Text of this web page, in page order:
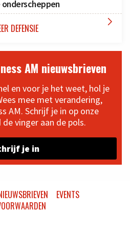
DEFENSIE 
AM nieuwsbrieven
en voor je het weet, hol je
mee met verandering,
AM. Schrijf je in op onze
vinger aan de pols.
je in
EVENTS